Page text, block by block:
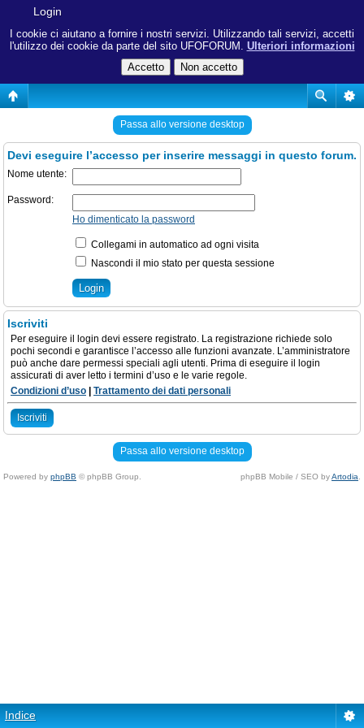
I cookie ci aiutano a fornire i nostri servizi. Utilizzando tali servizi, accetti
l'utilizzo dei cookie da parte del sito UFOFORUM. Ulteriori informazioni
Login
Passa allo versione desktop
Devi eseguire l’accesso per inserire messaggi in questo forum.
Nome utente:
Password:
Ho dimenticato la password
Collegami in automatico ad ogni visita
Nascondi il mio stato per questa sessione
Iscriviti
Per eseguire il login devi essere registrato. La registrazione richiede solo
pochi secondi e garantisce l’accesso alle funzioni avanzate. L’amministratore
può anche dare permessi speciali agli utenti. Prima di eseguire il login
assicurati di aver letto i termini d’uso e le varie regole.
Condizioni d’uso
Trattamento dei dati personali
Iscriviti
Passa allo versione desktop
Powered by phpBB © phpBB Group. phpBB Mobile / SEO byArtodia
Indice